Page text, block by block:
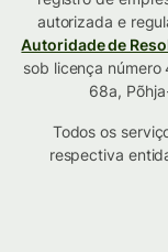
autorizada e
Autoridade de
sob licença número
68a,
Todos os
respectiva